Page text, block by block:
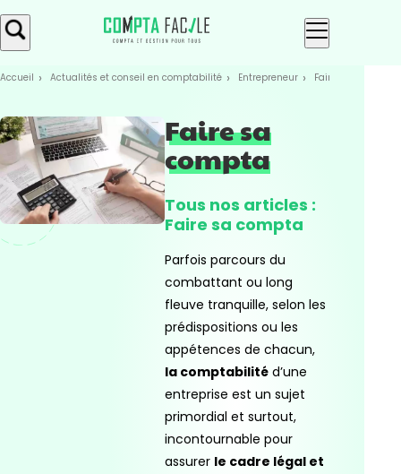
Skip
to
Aller au
contenu
Accueil Actualités et conseil en comptabilité Entrepreneur Faire sa compta
Faire sa
compta
Tous nos articles :
Faire sa compta
Parfois parcours du
combattant ou long
fleuve tranquille, selon les
prédispositions ou les
appétences de chacun,
la comptabilité d’une
entreprise est un sujet
primordial et surtout,
incontournable pour
assurer le cadre légal et